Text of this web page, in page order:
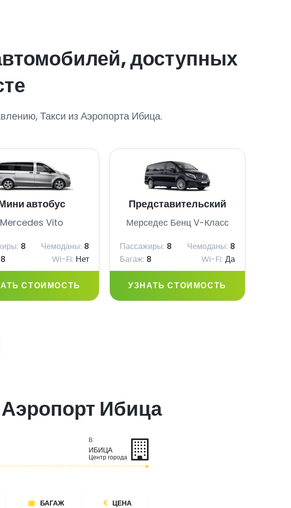
доступных
Такси из Аэропорта Ибица.
автобус
Mercedes Vito
8 Чемоданы: 8
8 Wi-Fi: Нет
СТОИМОСТЬ
Представительский
Мерседес Бенц V-Класс
Пассажиры: 8 Чемоданы: 8
Багаж: 8 Wi-Fi: Да
УЗНАТЬ СТОИМОСТЬ
Ибица
В:
ИБИЦА
Центр города
БАГАЖ ЦЕНА